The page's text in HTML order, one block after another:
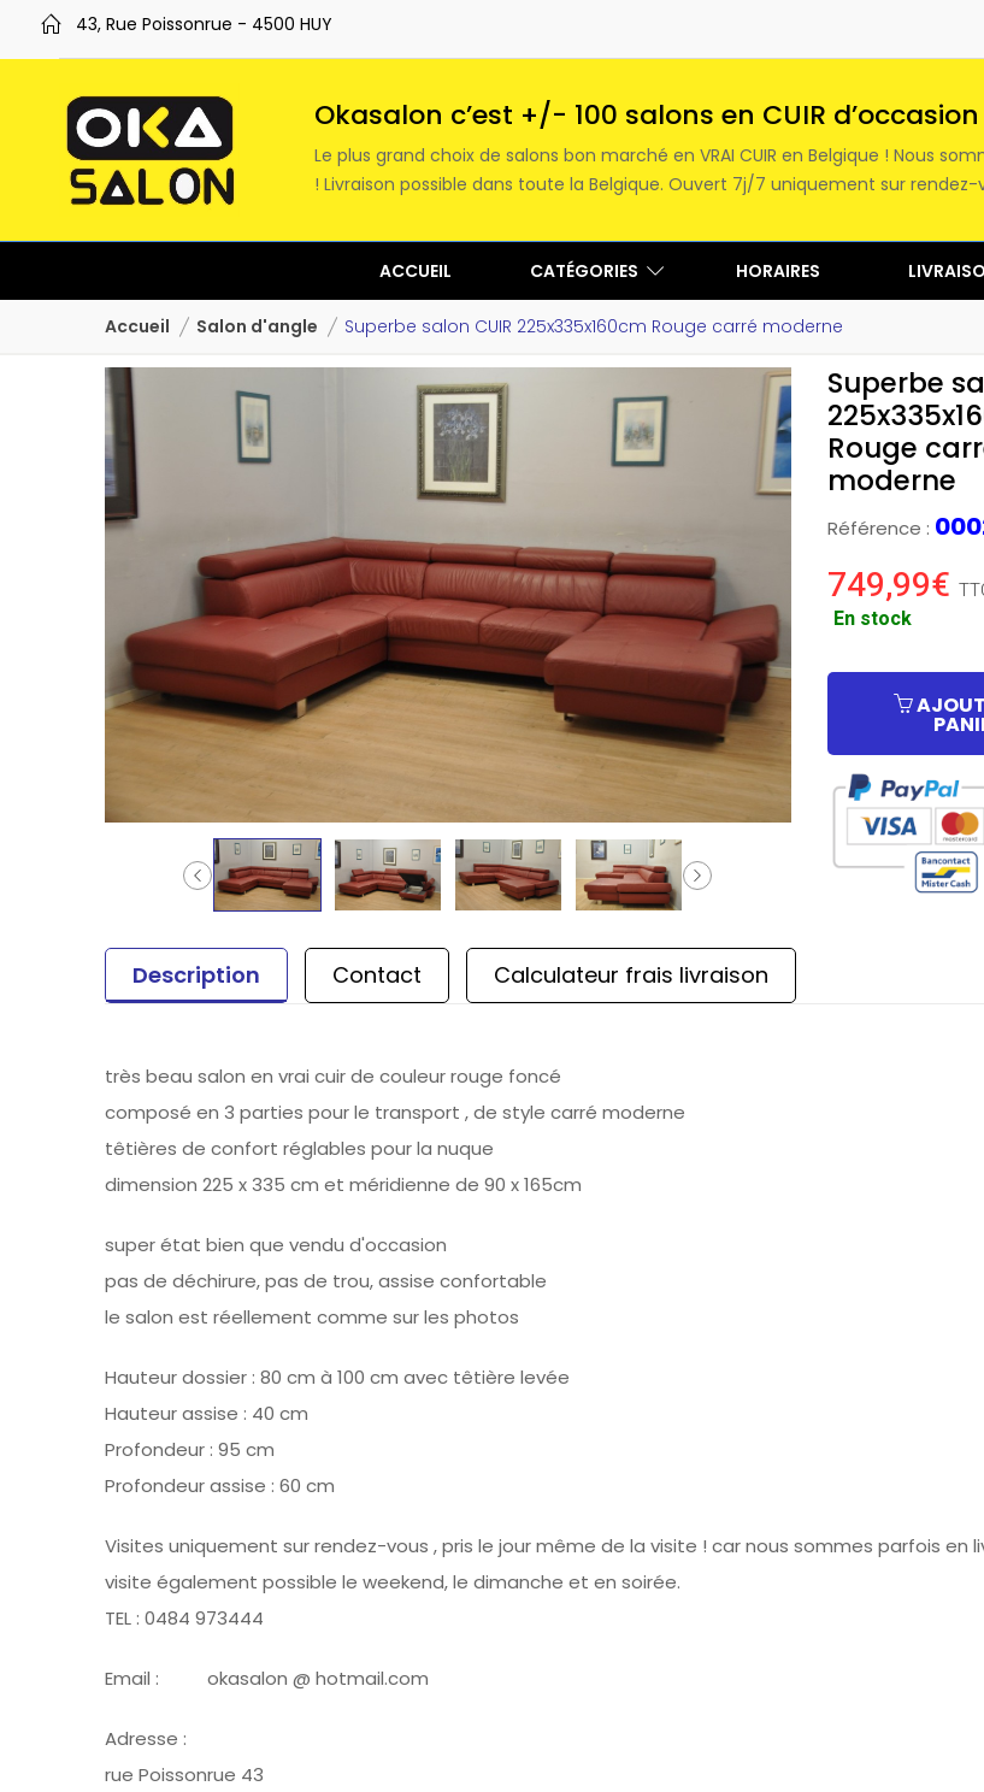
43, Rue Poissonrue - 4500 HUY
Okasalon c’est +/- 100 salons en CUIR
Le plus grand choix de salons bon marché en VRAI CUIR en Belgique ! Nous
! Livraison possible dans toute la Belgique. Ouvert 7j/7 uniquement sur rendez-
ACCUEIL CATÉGORIES HORAIRES
Accueil Salon d'angle Superbe salon CUIR 225x335x160cm Rouge carré moderne
Superbe
Rouge
moderne
Référence :
749,99€
En stock
Description Contact Calculateur frais livraison
très beau salon en vrai cuir de couleur rouge foncé
composé en 3 parties pour le transport , de style carré moderne
têtières de confort réglables pour la nuque
dimension 225 x 335 cm et méridienne de 90 x 165cm
super état bien que vendu d'occasion
pas de déchirure, pas de trou, assise confortable
le salon est réellement comme sur les photos
Hauteur dossier : 80 cm à 100 cm avec têtière levée
Hauteur assise : 40 cm
Profondeur : 95 cm
Profondeur assise : 60 cm
Visites uniquement sur rendez-vous , pris le jour même de la visite ! car nous sommes parfois en
visite également possible le weekend, le dimanche et en soirée.
TEL : 0484 973444
Email : okasalon @ hotmail.com
Adresse :
rue Poissonrue 43